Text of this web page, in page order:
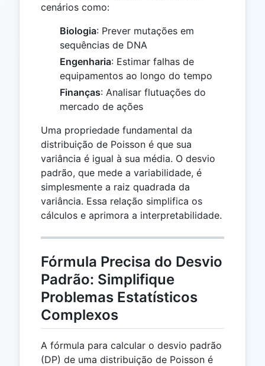
cenários como:
Biologia: Prever mutações em
sequências de DNA
Engenharia: Estimar falhas de
equipamentos ao longo do tempo
Finanças: Analisar flutuações do
mercado de ações
Uma propriedade fundamental da
distribuição de Poisson é que sua
variância é igual à sua média. O desvio
padrão, que mede a variabilidade, é
simplesmente a raiz quadrada da
variância. Essa relação simplifica os
cálculos e aprimora a interpretabilidade.
Fórmula Precisa do Desvio
Padrão: Simplifique
Problemas Estatísticos
Complexos
A fórmula para calcular o desvio padrão
(DP) de uma distribuição de Poisson é